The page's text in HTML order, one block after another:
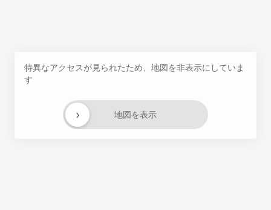
特異なアクセスが見られたため、地図を非表示にしていま
す
地図を表示
›